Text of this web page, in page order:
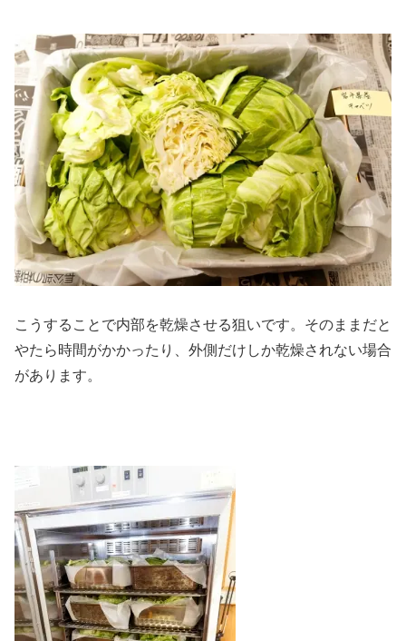
こうすることで内部を乾燥させる狙いです。そのままだと
やたら時間がかかったり、外側だけしか乾燥されない場合
があります。